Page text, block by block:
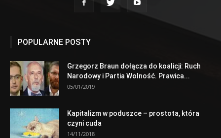
POPULARNE POSTY
Grzegorz Braun dołącza do koalicji: Ruch
Narodowy i Partia Wolność. Prawica...
05/01/2019
Kapitalizm w poduszce – prostota, która
czyni cuda
14/11/2018